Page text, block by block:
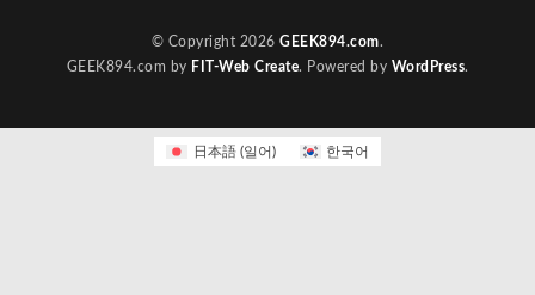
© Copyright 2026GEEK894.com.
GEEK894.com by FIT-Web Create. Powered by WordPress.
日本語(일어) 한국어